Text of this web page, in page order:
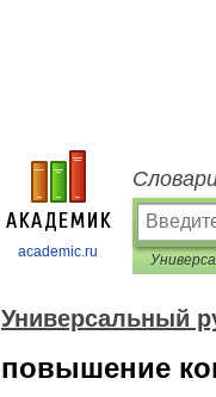
academic.ru
Универсальный
повышение